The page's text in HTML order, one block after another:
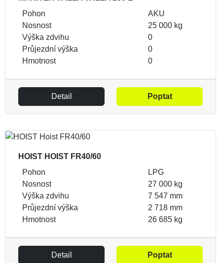
Pohon
AKU
Nosnost
25 000 kg
Výška zdvihu
0
Průjezdní výška
0
Hmotnost
0
Detail Poptat
HOIST HOIST FR40/60
Pohon
LPG
Nosnost
27 000 kg
Výška zdvihu
7 547 mm
Průjezdní výška
2 718 mm
Hmotnost
26 685 kg
Detail Poptat